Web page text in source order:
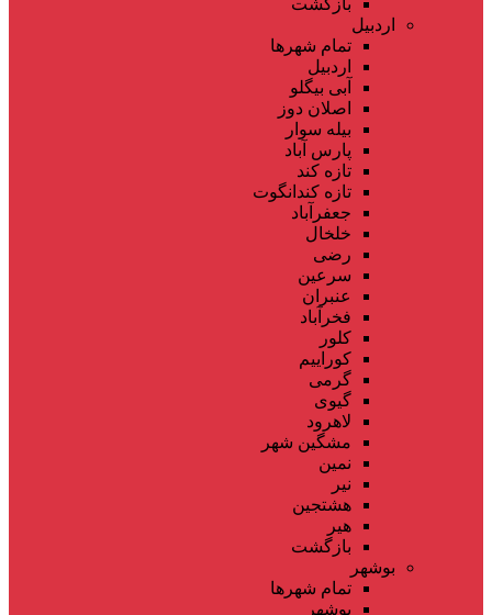
اردبیل
تمام شهر‌ها
اردبیل
آبی بیگلو
اصلان دوز
بیله سوار
پارس آباد
تازه کند
تازه کندانگوت
جعفرآباد
خلخال
رضی
سرعین
عنبران
فخرآباد
کلور
کوراییم
گرمی
گیوی
لاهرود
مشگین شهر
نمین
نیر
هشتجین
هیر
بازگشت
بوشهر
تمام شهر‌ها
بوشهر